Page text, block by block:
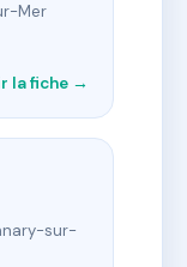
Mer
la fiche →
sur-